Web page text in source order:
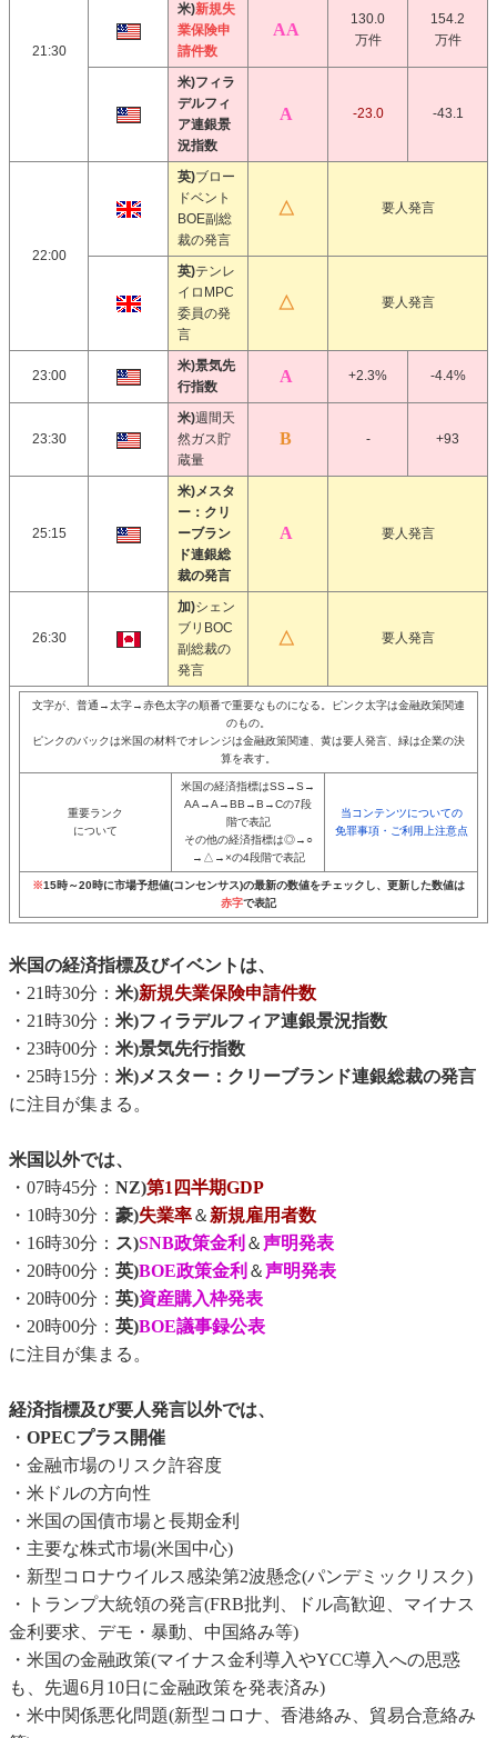
21:30
米)新規失
業保険申
請件数
130.0
万件
154.2
万件
米)フィラ
デルフィ
ア連銀景
況指数
-23.0 -43.1
22:00
英)ブロー
ドベント
BOE副総
裁の発言
要人発言
英)テンレ
イロMPC
委員の発
言
要人発言
23:00
米)景気先
行指数
+2.3% -4.4%
23:30
米)週間天
然ガス貯
蔵量
- +93
25:15
米)メスタ
ー：クリ
ーブラン
ド連銀総
裁の発言
要人発言
26:30
加)シェン
ブリBOC
副総裁の
発言
要人発言
文字が、普通→太字→赤色太字の順番で重要なものになる。ピンク太字は金融政策関連
のもの。
ピンクのバックは米国の材料でオレンジは金融政策関連、黄は要人発言、緑は企業の決
算を表す。
重要ランク
について
米国の経済指標はSS→S→
AA→A→BB→B→Cの7段
階で表記
その他の経済指標は◎→○
→△→×の4段階で表記
当コンテンツについての
免罪事項・ご利用上注意点
※15時～20時に市場予想値(コンセンサス)の最新の数値をチェックし、更新した数値は
赤字で表記
米国の経済指標及びイベントは、
・21時30分： 米)新規失業保険申請件数
・21時30分： 米)フィラデルフィア連銀景況指数
・23時00分： 米)景気先行指数
・25時15分： 米)メスター：クリーブランド連銀総裁の発言
に注目が集まる。
米国以外では、
・07時45分： NZ)第1四半期GDP
・10時30分： 豪)失業率＆新規雇用者数
・16時30分： ス)SNB政策金利 ＆声明発表
・20時00分： 英)BOE政策金利 ＆声明発表
・20時00分： 英)資産購入枠発表
・20時00分： 英)BOE議事録公表
に注目が集まる。
経済指標及び要人発言以外では、
・ OPECプラス開催
・金融市場のリスク許容度
・米ドルの方向性
・米国の国債市場と長期金利
・主要な株式市場(米国中心)
・新型コロナウイルス感染第2波懸念(パンデミックリスク)
・トランプ大統領の発言(FRB批判、ドル高歓迎、マイナス
金利要求、デモ・暴動、中国絡み等)
・米国の金融政策(マイナス金利導入やYCC導入への思惑
も、先週6月10日に金融政策を発表済み)
・米中関係悪化問題(新型コロナ、香港絡み、貿易合意絡み